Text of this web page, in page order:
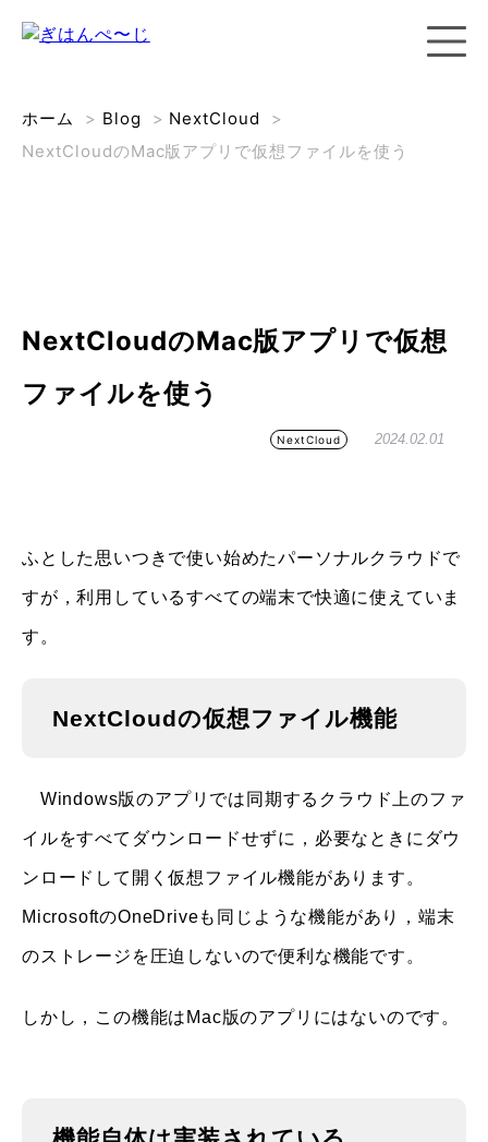
ホーム > Blog > NextCloud
>
NextCloudのMac版アプリで仮想ファイルを使う
NextCloudのMac版アプリで仮想
ファイルを使う
NextCloud 2024.02.01
ふとした思いつきで使い始めたパーソナルクラウドで
すが，利用しているすべての端末で快適に使えていま
す。
NextCloudの仮想ファイル機能
Windows版のアプリでは同期するクラウド上のファ
イルをすべてダウンロードせずに，必要なときにダウ
ンロードして開く仮想ファイル機能があります。
MicrosoftのOneDriveも同じような機能があり，端末
のストレージを圧迫しないので便利な機能です。
しかし，この機能はMac版のアプリにはないのです。